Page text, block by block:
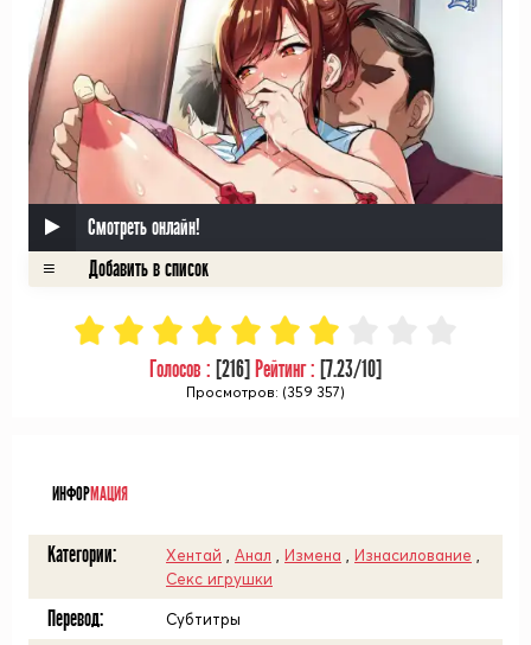
Смотреть онлайн!
Голосов : [216] Рейтинг : [7.23/10]
Просмотров: (359 357)
ИНФОРМАЦИЯ
Категории: Хентай Анал Измена Изнасилование
Секс игрушки
Перевод: Субтитры